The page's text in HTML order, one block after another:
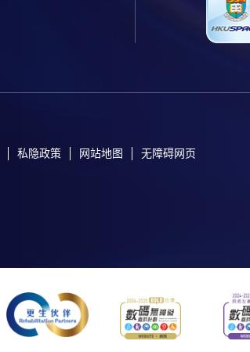
私隐政策 网站地图 无障碍网页